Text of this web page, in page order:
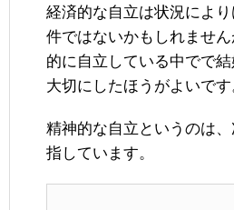
経済的な自立は状況によ
件ではないかもしれませ
的に自立している中でで
大切にしたほうがよいです
精神的な自立というのは
指しています。